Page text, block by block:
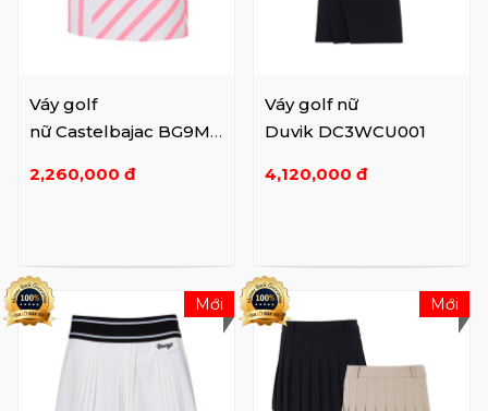
Váy golf
nữ Castelbajac BG9M-
2,260,000 đ
Váy golf nữ
Duvik DC3WCU001
4,120,000 đ
Mới Mới